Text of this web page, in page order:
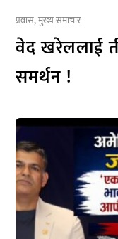
प्रवास,मुख्य समाचार
वेद खरेललाई
समर्थन !